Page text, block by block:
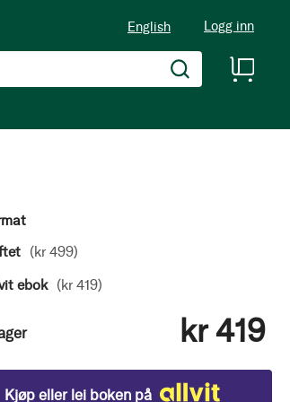
English Logg inn
(kr 499)
ebok (kr 419)
kr 419
Kjøp eller lei boken på